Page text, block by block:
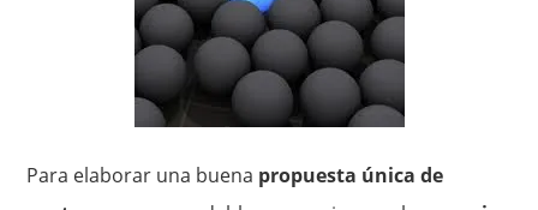
Para elaborar una buena propuesta única de